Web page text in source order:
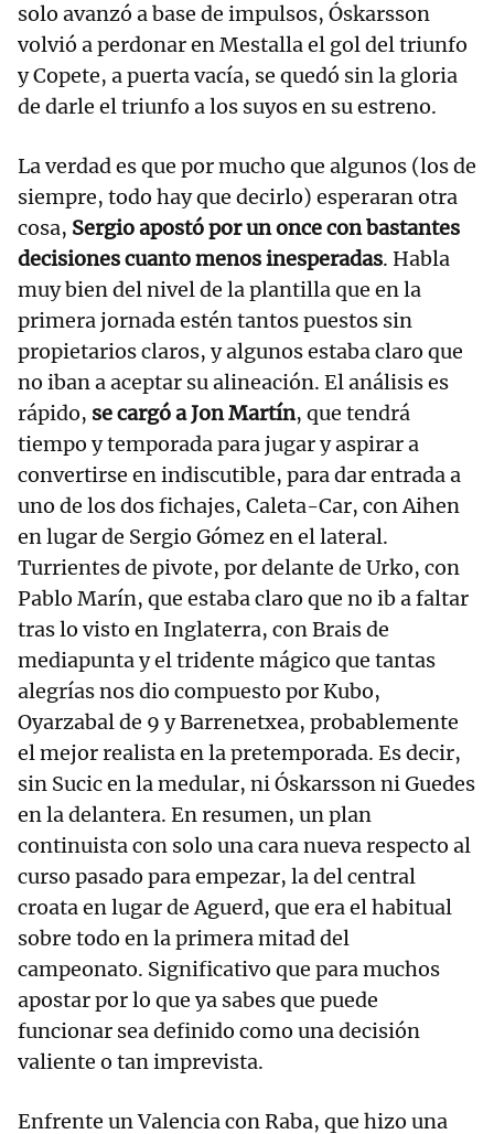
solo avanzó a base de impulsos, Óskarsson
volvió a perdonar en Mestalla el gol del triunfo
y Copete, a puerta vacía, se quedó sin la gloria
de darle el triunfo a los suyos en su estreno.
La verdad es que por mucho que algunos (los de
siempre, todo hay que decirlo) esperaran otra
cosa, Sergio apostó por un once con bastantes
decisiones cuanto menos inesperadas. Habla
muy bien del nivel de la plantilla que en la
primera jornada estén tantos puestos sin
propietarios claros, y algunos estaba claro que
no iban a aceptar su alineación. El análisis es
rápido, se cargó a Jon Martín, que tendrá
tiempo y temporada para jugar y aspirar a
convertirse en indiscutible, para dar entrada a
uno de los dos fichajes, Caleta-Car, con Aihen
en lugar de Sergio Gómez en el lateral.
Turrientes de pivote, por delante de Urko, con
Pablo Marín, que estaba claro que no ib a faltar
tras lo visto en Inglaterra, con Brais de
mediapunta y el tridente mágico que tantas
alegrías nos dio compuesto por Kubo,
Oyarzabal de 9 y Barrenetxea, probablemente
el mejor realista en la pretemporada. Es decir,
sin Sucic en la medular, ni Óskarsson ni Guedes
en la delantera. En resumen, un plan
continuista con solo una cara nueva respecto al
curso pasado para empezar, la del central
croata en lugar de Aguerd, que era el habitual
sobre todo en la primera mitad del
campeonato. Significativo que para muchos
apostar por lo que ya sabes que puede
funcionar sea definido como una decisión
valiente o tan imprevista.
Enfrente un Valencia con Raba, que hizo una